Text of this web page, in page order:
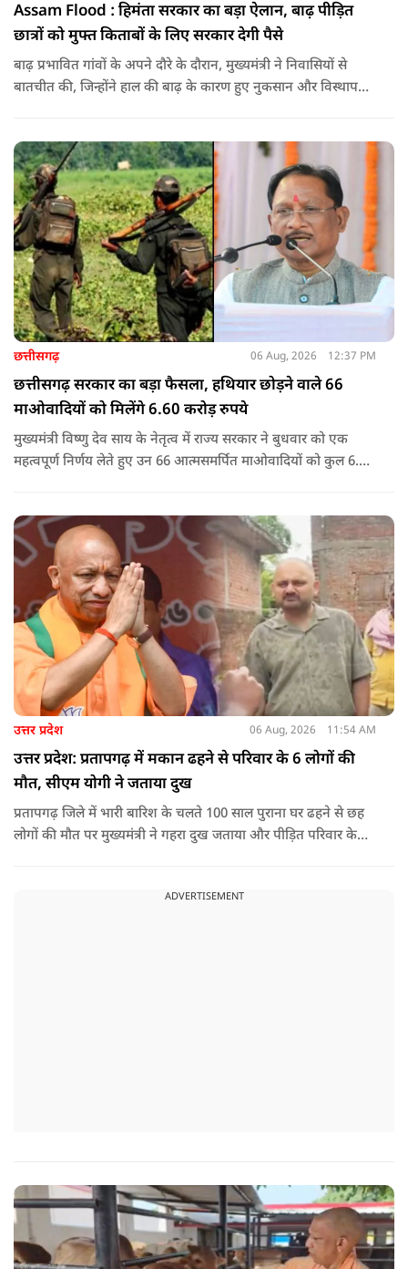
Assam Flood : हिमंता सरकार का बड़ा ऐलान, बाढ़ पीड़ित
छात्रों को मुफ्त किताबों के लिए सरकार देगी पैसे
बाढ़ प्रभावित गांवों के अपने दौरे के दौरान, मुख्यमंत्री ने निवासियों से
बातचीत की, जिन्होंने हाल की बाढ़ के कारण हुए नुकसान और विस्थापन
छत्तीसगढ़ 06 Aug, 2026 12:37 PM
छत्तीसगढ़ सरकार का बड़ा फैसला, हथियार छोड़ने वाले 66
माओवादियों को मिलेंगे 6.60 करोड़ रुपये
मुख्यमंत्री विष्णु देव साय के नेतृत्व में राज्य सरकार ने बुधवार को एक
महत्वपूर्ण निर्णय लेते हुए उन 66 आत्मसमर्पित माओवादियों को कुल 6.60
उत्तर प्रदेश 06 Aug, 2026 11:54 AM
उत्तर प्रदेश: प्रतापगढ़ में मकान ढहने से परिवार के 6 लोगों की
मौत, सीएम योगी ने जताया दुख
प्रतापगढ़ जिले में भारी बारिश के चलते 100 साल पुराना घर ढहने से छह
लोगों की मौत पर मुख्यमंत्री ने गहरा दुख जताया और पीड़ित परिवार के
ADVERTISEMENT